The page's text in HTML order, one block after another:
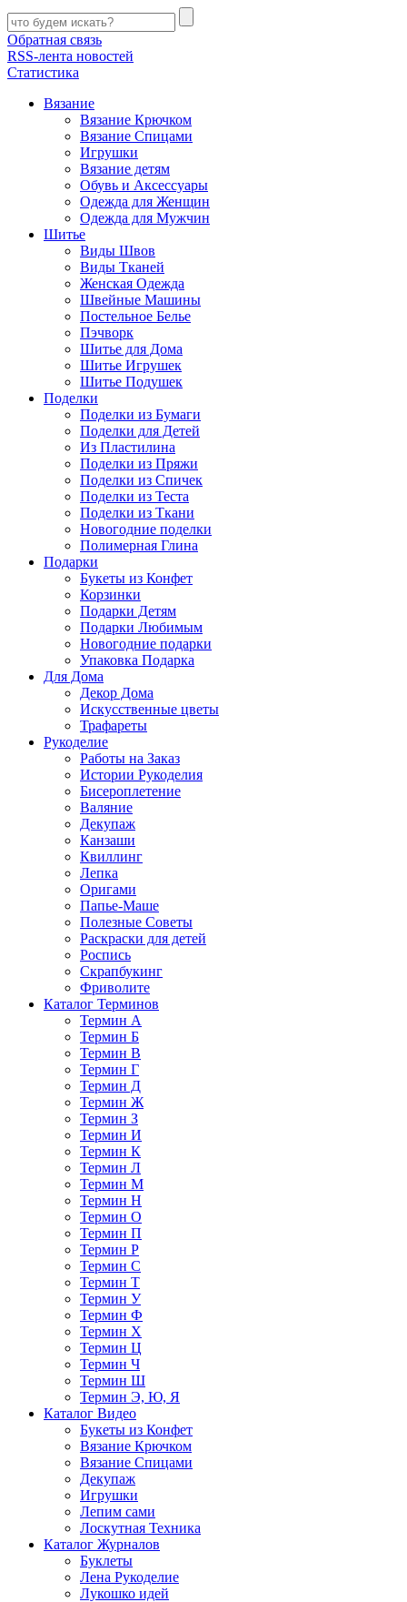
Обратная связь
RSS-лента новостей
Статистика
Вязание
Вязание Крючком
Вязание Спицами
Игрушки
Вязание детям
Обувь и Аксессуары
Одежда для Женщин
Одежда для Мужчин
Шитье
Виды Швов
Виды Тканей
Женская Одежда
Швейные Машины
Постельное Белье
Пэчворк
Шитье для Дома
Шитье Игрушек
Шитье Подушек
Поделки
Поделки из Бумаги
Поделки для Детей
Из Пластилина
Поделки из Пряжи
Поделки из Спичек
Поделки из Теста
Поделки из Ткани
Новогодние поделки
Полимерная Глина
Подарки
Букеты из Конфет
Корзинки
Подарки Детям
Подарки Любимым
Новогодние подарки
Упаковка Подарка
Для Дома
Декор Дома
Искусственные цветы
Трафареты
Рукоделие
Работы на Заказ
Истории Рукоделия
Бисероплетение
Валяние
Декупаж
Канзаши
Квиллинг
Лепка
Оригами
Папье-Маше
Полезные Советы
Раскраски для детей
Роспись
Скрапбукинг
Фриволите
Каталог Терминов
Термин А
Термин Б
Термин В
Термин Г
Термин Д
Термин Ж
Термин З
Термин И
Термин К
Термин Л
Термин М
Термин Н
Термин О
Термин П
Термин Р
Термин С
Термин Т
Термин У
Термин Ф
Термин Х
Термин Ц
Термин Ч
Термин Ш
Термин Э, Ю, Я
Каталог Видео
Букеты из Конфет
Вязание Крючком
Вязание Спицами
Декупаж
Игрушки
Лепим сами
Лоскутная Техника
Каталог Журналов
Буклеты
Лена Рукоделие
Лукошко идей